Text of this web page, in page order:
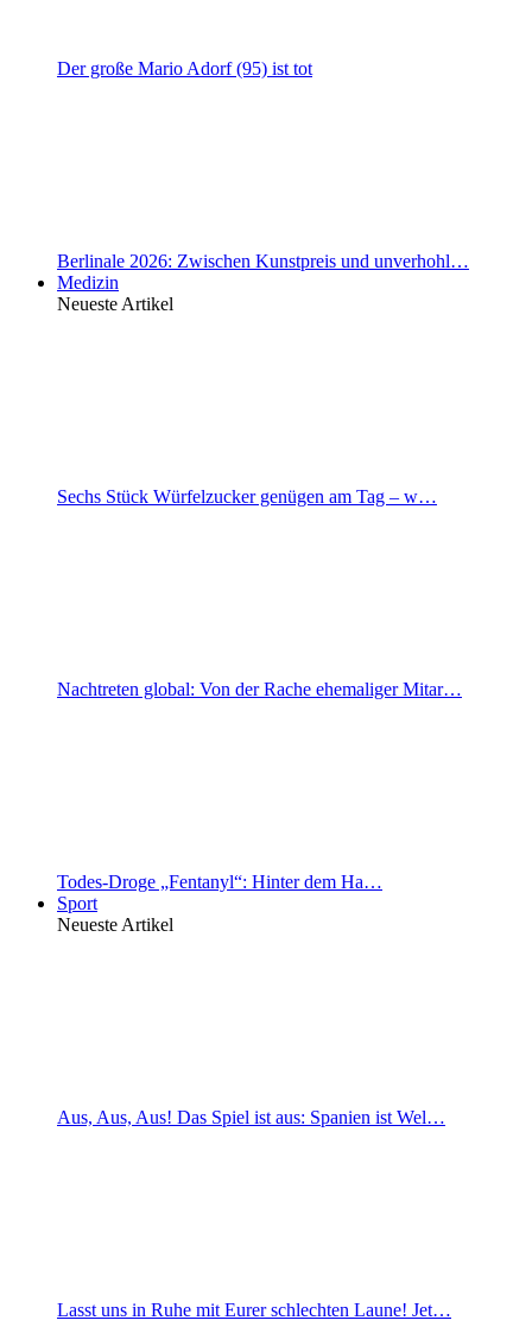
Der große Mario Adorf (95) ist tot
Berlinale 2026: Zwischen Kunstpreis und unverhohl…
Medizin
Neueste Artikel
Sechs Stück Würfelzucker genügen am Tag – w…
Nachtreten global: Von der Rache ehemaliger Mitar…
Todes-Droge „Fentanyl“: Hinter dem Ha…
Sport
Neueste Artikel
Aus, Aus, Aus! Das Spiel ist aus: Spanien ist Wel…
Lasst uns in Ruhe mit Eurer schlechten Laune! Jet…